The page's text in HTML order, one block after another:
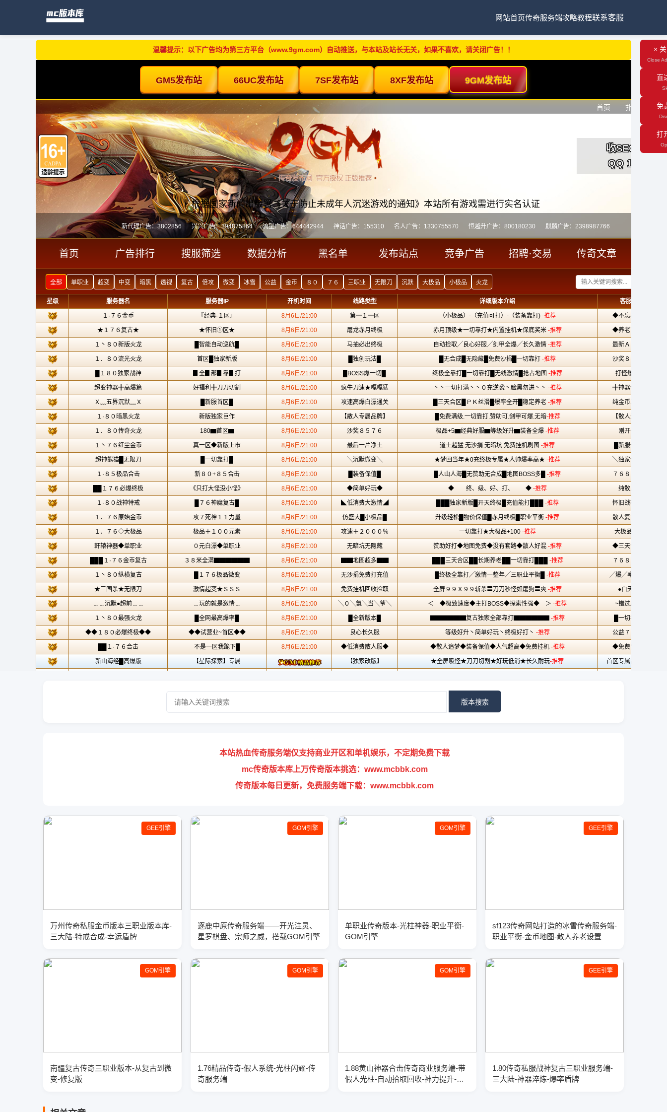
网站首页传奇服务端攻略教程联系客服
温馨提示：以下广告均为第三方平台（www.9gm.com）自动推送，与本站及站长无关，如果不喜欢，请关闭广告！！ ×
Close
直
免
打
版本搜索
本站热血传奇服务端仅支持商业开区和单机娱乐，不定期免费下载
mc传奇版本库上万传奇版本挑选：www.mcbbk.com
传奇版本每日更新，免费服务端下载：www.mcbbk.com
GEE引擎
万州传奇私服金币版本三职业版本库-
三大陆-特戒合成-幸运盾牌
GOM引擎
逐鹿中原传奇服务端——开光注灵、
星罗棋盘、宗师之威，搭载GOM引擎
GOM引擎
单职业传奇版本-光柱神器-职业平衡-
GOM引擎
GEE引擎
sf123传奇网站打造的冰雪传奇服务端-
职业平衡-金币地图-散人养老设置
GOM引擎
南疆复古传奇三职业版本-从复古到微
变-修复版
GOM引擎
1.76精品传奇-假人系统-光柱闪耀-传
奇服务端
GOM引擎
1.88黄山神器合击传奇商业服务端-带
假人光柱-自动拾取回收-神力提升-
GEE引擎
1.80传奇私服战神复古三职业服务端-
三大陆-神器淬炼-爆率盾牌